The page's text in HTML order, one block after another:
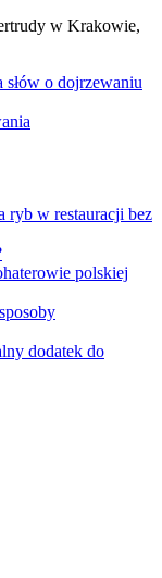
w Krakowie,
o dojrzewaniu
ryb w restauracji bez
polskiej
dodatek do